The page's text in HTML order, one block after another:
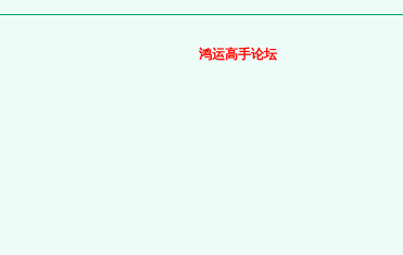
鸿运高手论坛